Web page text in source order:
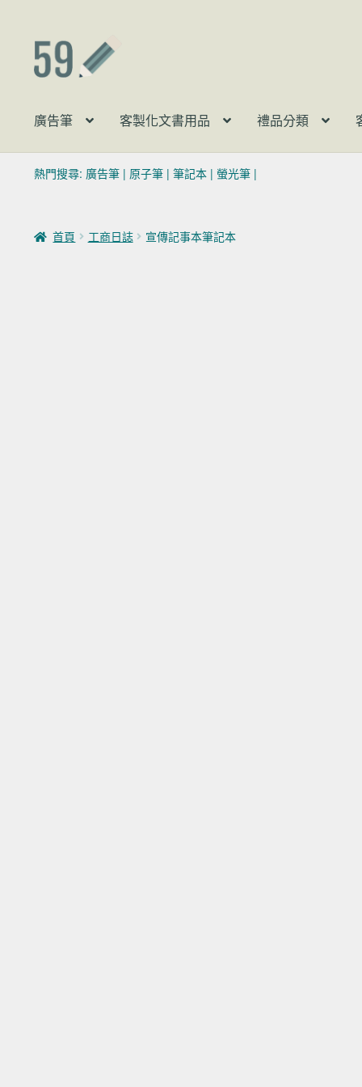
跳至導覽列
跳至主要內容
廣告筆 客製化文書用品 禮品分類
熱門搜尋: 廣告筆| 原子筆| 筆記本| 螢光筆|
首頁 工商日誌 宣傳記事本筆記本